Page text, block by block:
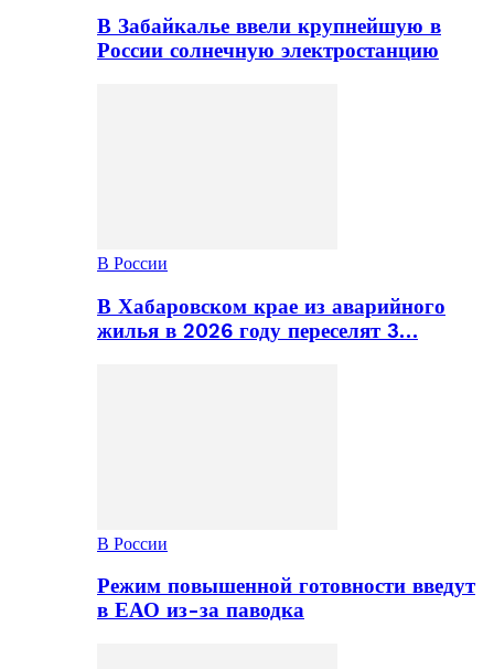
В Забайкалье ввели крупнейшую в
России солнечную электростанцию
В России
В Хабаровском крае из аварийного
жилья в 2026 году переселят 3…
В России
Режим повышенной готовности введут
в ЕАО из-за паводка